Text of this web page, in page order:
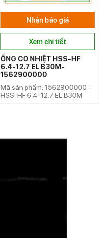
Nhận báo giá
Xem chi tiết
ỐNG CO NHIỆT HSS-HF
6.4-12.7 EL B30M-
1562900000
Mã sản phẩm: 1562900000 -
HSS-HF 6.4-12.7 EL B30M